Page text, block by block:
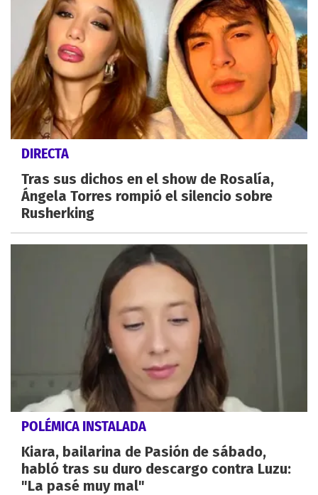
DIRECTA
Tras sus dichos en el show de Rosalía,
Ángela Torres rompió el silencio sobre
Rusherking
POLÉMICA INSTALADA
Kiara, bailarina de Pasión de sábado,
habló tras su duro descargo contra Luzu:
"La pasé muy mal"